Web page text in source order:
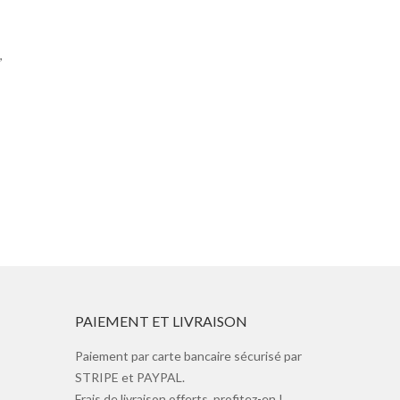
PAIEMENT ET LIVRAISON
Paiement par carte bancaire sécurisé par
STRIPE et PAYPAL.